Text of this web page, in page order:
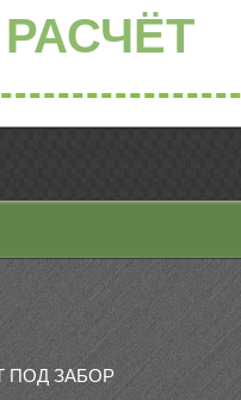
РАСЧЁТ
ПОД ЗАБОР